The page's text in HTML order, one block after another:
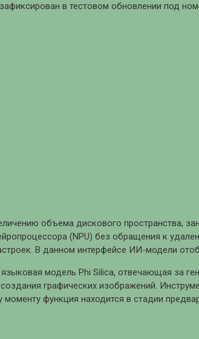
в тестовом обновлении под
объема дискового пространства,
(NPU) без обращения к
В данном интерфейсе ИИ-модели
модель Phi Silica, отвечающая за
графических изображений.
функция находится в стадии